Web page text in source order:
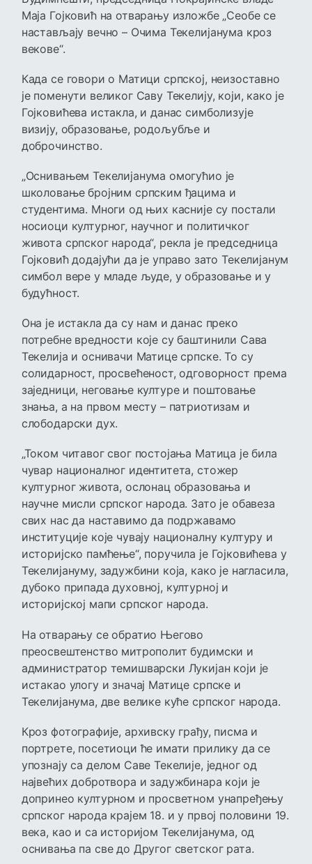
Маја Гојковић на отварању изложбе „Сеобе се
настављају вечно – Очима Текелијанума кроз
векове“.
Када се говори о Матици српској, неизоставно
је поменути великог Саву Текелију, који, како је
Гојковићева истакла, и данас симболизује
визију, образовање, родољубље и
доброчинство.
„Оснивањем Текелијанума омогућио је
школовање бројним српским ђацима и
студентима. Многи од њих касније су постали
носиоци културног, научног и политичког
живота српског народа“, рекла је председница
Гојковић додајући да је управо зато Текелијанум
симбол вере у младе људе, у образовање и у
будућност.
Она је истакла да су нам и данас преко
потребне вредности које су баштинили Сава
Текелија и оснивачи Матице српске. То су
солидарност, просвећеност, одговорност према
заједници, неговање културе и поштовање
знања, а на првом месту – патриотизам и
слободарски дух.
„Током читавог свог постојања Матица је била
чувар националног идентитета, стожер
културног живота, ослонац образовања и
научне мисли српског народа. Зато је обавеза
свих нас да наставимо да подржавамо
институције које чувају националну културу и
историјско памћење“, поручила је Гојковићева у
Текелијануму, задужбини која, како је нагласила,
дубоко припада духовној, културној и
историјској мапи српског народа.
На отварању се обратио Његово
преосвештенство митрополит будимски и
администратор темишварски Лукијан који је
истакао улогу и значај Матице српске и
Текелијанума, две велике куће српског народа.
Кроз фотографије, архивску грађу, писма и
портрете, посетиоци ће имати прилику да се
упознају са делом Саве Текелије, једног од
највећих добротвора и задужбинара који је
допринео културном и просветном унапређењу
српског народа крајем 18. и у првој половини 19.
века, као и са историјом Текелијанума, од
оснивања па све до Другог светског рата.